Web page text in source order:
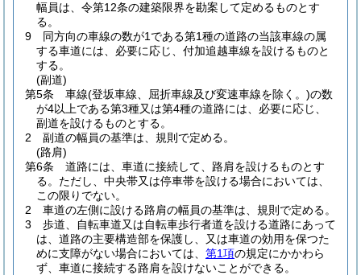
幅員は、令第12条の建築限界を勘案して定めるものとす
る。
9
同方向の車線の数が1である第1種の道路の当該車線の属
する車道には、必要に応じ、付加追越車線を設けるものと
する。
(副道)
第5条
車線(登坂車線、屈折車線及び変速車線を除く。)の数
が4以上である第3種又は第4種の道路には、必要に応じ、
副道を設けるものとする。
2
副道の幅員の基準は、規則で定める。
(路肩)
第6条
道路には、車道に接続して、路肩を設けるものとす
る。 ただし、中央帯又は停車帯を設ける場合においては、
この限りでない。
2
車道の左側に設ける路肩の幅員の基準は、規則で定める。
3
歩道、自転車道又は自転車歩行者道を設ける道路にあって
は、道路の主要構造部を保護し、又は車道の効用を保つた
めに支障がない場合においては、 第1項の規定にかかわら
ず、車道に接続する路肩を設けないことができる。